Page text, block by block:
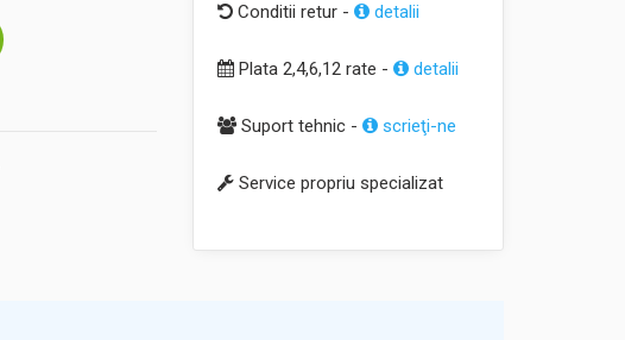
Conditii retur - detalii
Plata 2,4,6,12 rate - detalii
Suport tehnic - scrieţi-ne
Service propriu specializat